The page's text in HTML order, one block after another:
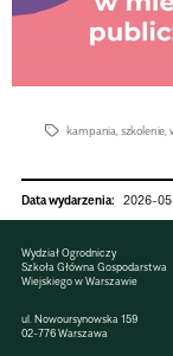
kampania szkolenie
Data wydarzenia: 2026-
Wydział Ogrodniczy
Szkoła Główna Gospodarstwa
Wiejskiego w Warszawie
ul. Nowoursynowska 159
02-776 Warszawa